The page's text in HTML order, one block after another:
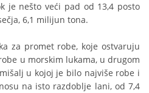
je nešto veći pad od 13,4 posto
6,1 milijun tona.
za promet robe, koje ostvaruju
u morskim lukama, u drugom
u kojoj je bilo najviše robe i
na isto razdoblje lani, od 7,4